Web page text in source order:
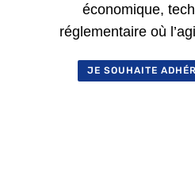
économique,
réglementaire où
JE SOUHAITE